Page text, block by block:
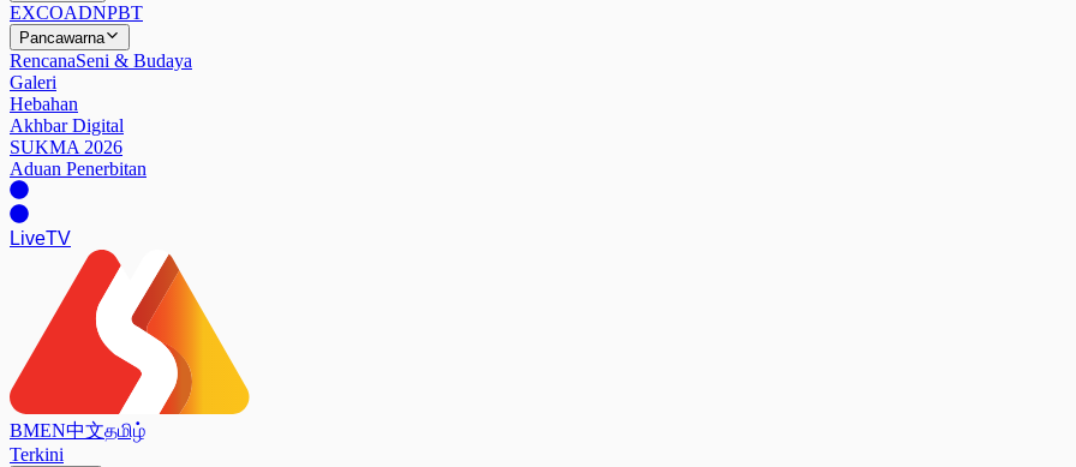
EXCOADNPBT
Pancawarna
RencanaSeni & Budaya
Galeri
Hebahan
Akhbar Digital
SUKMA 2026
Aduan Penerbitan
LiveTV
BMEN中文தமிழ்
Terkini